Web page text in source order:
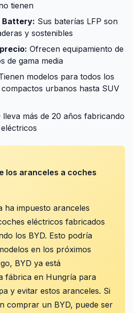
tienen
Battery: Sus baterías LFP son
y sostenibles
Ofrecen equipamiento de
de gama media
modelos para todos los
urbanos hasta SUV
lleva más de 20 años fabricando
los aranceles a coches
ha impuesto aranceles
eléctricos fabricados
los BYD. Esto podría
en los próximos
BYD ya está
fábrica en Hungría para
y evitar estos aranceles. Si
comprar un BYD, puede ser